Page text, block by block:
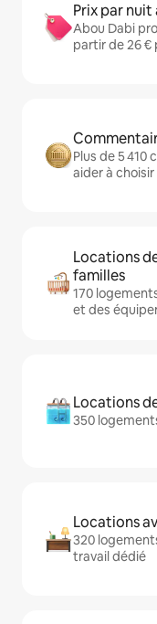
Prix par
Abou Dabi
partir de 26 €
Plus de 5 410
aider à choisir
Locations
familles
170
et des
Locations
350
Locations
320
travail dédié